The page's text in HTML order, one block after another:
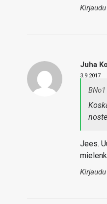
Juha
3.9.2017
BNo1
Jees.